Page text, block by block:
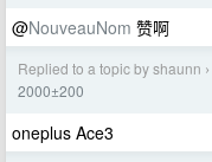
@NouveauNom 赞啊
Replied to a topic by shaunn ›
2000±200
oneplus Ace3